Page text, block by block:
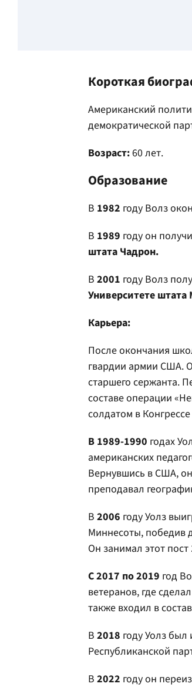
Короткая
Американский
демократической
Возраст:60 лет.
Образование
В 1982 году Волз
В 1989 году он
штата Чадрон.
В 2001 году Волз
Университете
Карьера:
После окончания
гвардии армии США.
старшего сержанта.
составе операции
солдатом в
В 1989-1990 годах
американских
Вернувшись в США,
преподавал
В 2006 году Уолз
Миннесоты, победив
Он занимал этот пост
С 2017 по 2019 год
ветеранов, где
также входил в
В 2018 году Уолз
Республиканской
В 2022 году он